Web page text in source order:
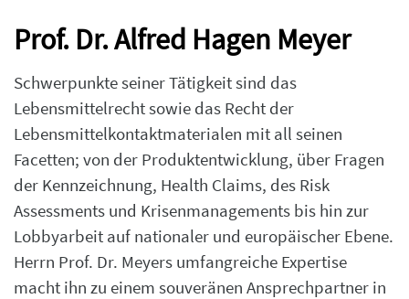
Prof. Dr. Alfred Hagen Meyer
Schwerpunkte seiner Tätigkeit sind das
Lebensmittelrecht sowie das Recht der
Lebensmittelkontaktmaterialen mit all seinen
Facetten; von der Produktentwicklung, über Fragen
der Kennzeichnung, Health Claims, des Risk
Assessments und Krisenmanagements bis hin zur
Lobbyarbeit auf nationaler und europäischer Ebene.
Herrn Prof. Dr. Meyers umfangreiche Expertise
macht ihn zu einem souveränen Ansprechpartner in